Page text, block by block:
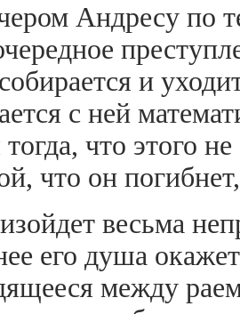
Андресу по
и
с ней
что этого
что он
весьма
его душа
между